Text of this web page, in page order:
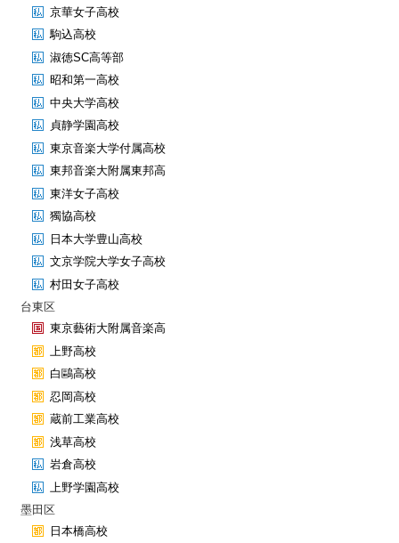
京華女子高校
駒込高校
淑徳SC高等部
昭和第一高校
中央大学高校
貞静学園高校
東京音楽大学付属高校
東邦音楽大附属東邦高
東洋女子高校
獨協高校
日本大学豊山高校
文京学院大学女子高校
村田女子高校
台東区
東京藝術大附属音楽高
上野高校
白鷗高校
忍岡高校
蔵前工業高校
浅草高校
岩倉高校
上野学園高校
墨田区
日本橋高校